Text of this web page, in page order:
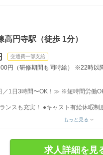
円寺駅（徒歩 1分）
交通費一部支給
円（研修期間も同時給） ※22時以
／1日3時間〜OK！≫ ※短時間労働
ンスも充実！ ●キャスト有給休暇制
もっと見る
求人詳細を見